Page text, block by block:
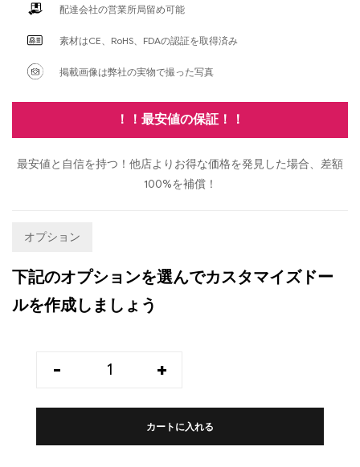
配達会社の営業所局留め可能
素材はCE、RoHS、FDAの認証を取得済み
掲載画像は弊社の実物で撮った写真
！！最安値の保証！！
最安値と自信を持つ！他店よりお得な価格を発見した場合、差額
100%を補償！
オプション
下記のオプションを選んでカスタマイズドー
ルを作成しましょう
- +
カートに入れる